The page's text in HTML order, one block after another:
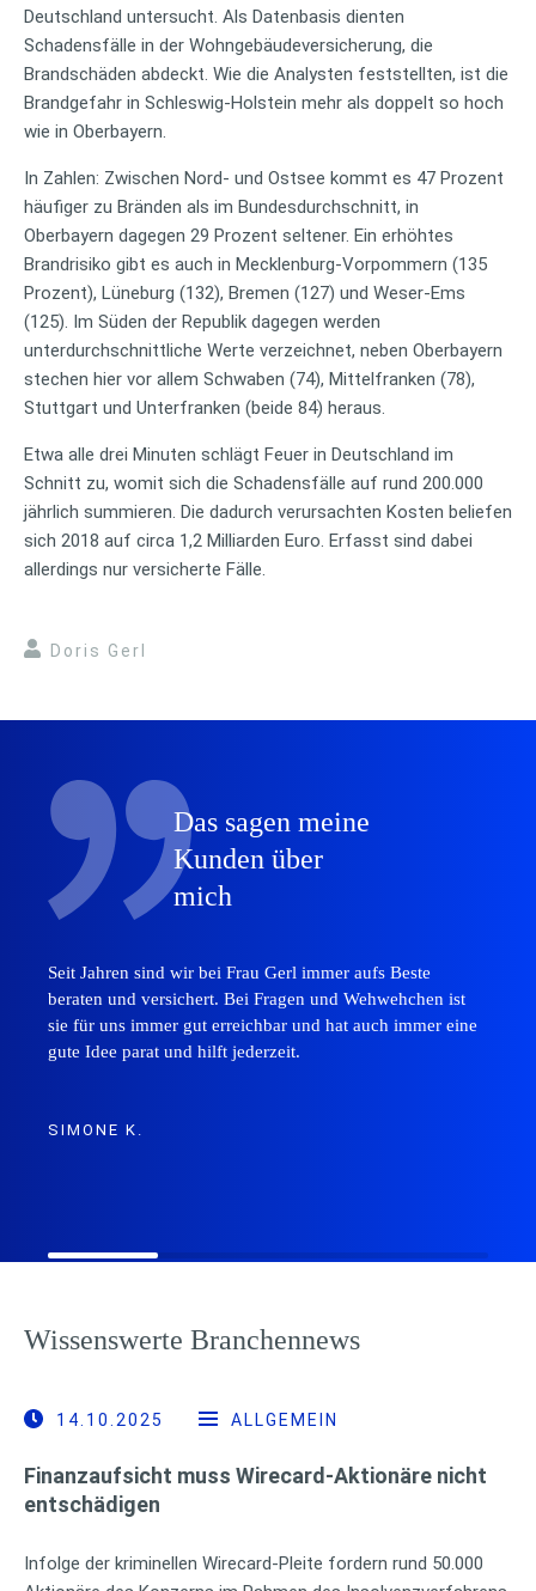
Deutschland untersucht. Als Datenbasis dienten
Schadensfälle in der Wohngebäudeversicherung, die
Brandschäden abdeckt. Wie die Analysten feststellten, ist die
Brandgefahr in Schleswig-Holstein mehr als doppelt so hoch
wie in Oberbayern.
In Zahlen: Zwischen Nord- und Ostsee kommt es 47 Prozent
häufiger zu Bränden als im Bundesdurchschnitt, in
Oberbayern dagegen 29 Prozent seltener. Ein erhöhtes
Brandrisiko gibt es auch in Mecklenburg-Vorpommern (135
Prozent), Lüneburg (132), Bremen (127) und Weser-Ems
(125). Im Süden der Republik dagegen werden
unterdurchschnittliche Werte verzeichnet, neben Oberbayern
stechen hier vor allem Schwaben (74), Mittelfranken (78),
Stuttgart und Unterfranken (beide 84) heraus.
Etwa alle drei Minuten schlägt Feuer in Deutschland im
Schnitt zu, womit sich die Schadensfälle auf rund 200.000
jährlich summieren. Die dadurch verursachten Kosten beliefen
sich 2018 auf circa 1,2 Milliarden Euro. Erfasst sind dabei
allerdings nur versicherte Fälle.
Doris Gerl
Das sagen meine
Kunden über
mich
Seit Jahren sind wir bei Frau Gerl immer aufs Beste
beraten und versichert. Bei Fragen und Wehwehchen ist
sie für uns immer gut erreichbar und hat auch immer eine
gute Idee parat und hilft jederzeit.
SIMONE K.
Wissenswerte Branchennews
14.10.2025 ALLGEMEIN
Finanzaufsicht muss Wirecard-Aktionäre nicht
entschädigen
Infolge der kriminellen Wirecard-Pleite fordern rund 50.000